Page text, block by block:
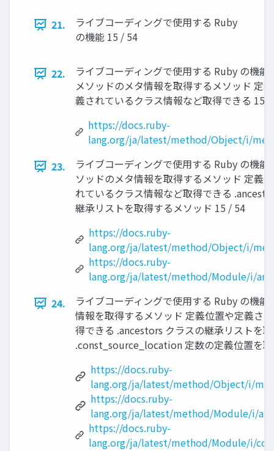
21.
ライブコーディングで使用する Ruby
の機能 15 / 54
22.
ライブコーディングで使用する Ruby の機
メソッドのメタ情報を取得するメソッド 定
義されているクラス情報など取得できる 15 /
https://docs.ruby-
lang.org/ja/latest/method/Object/i/
23.
ライブコーディングで使用する Ruby の機
ソッドのメタ情報を取得するメソッド 定義
れているクラス情報など取得できる
継承リストを取得するメソッド 15 / 54
https://docs.ruby-
lang.org/ja/latest/method/Object/i/
https://docs.ruby-
lang.org/ja/latest/method/Module/i/
24.
ライブコーディングで使用する Ruby の機
情報を取得するメソッド 定義位置や定義さ
得できる .ancestors クラスの継承リストを
.const_source_location 定数の定義位置を
https://docs.ruby-
lang.org/ja/latest/method/Object/i/
https://docs.ruby-
lang.org/ja/latest/method/Module/i/
https://docs.ruby-
lang.org/ja/latest/method/Module/i/